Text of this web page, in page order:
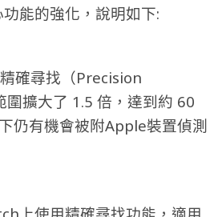
能的強化，說明如下:
確尋找（Precision
擴大了 1.5 倍，達到約 60
仍有機會被附Apple裝置偵測